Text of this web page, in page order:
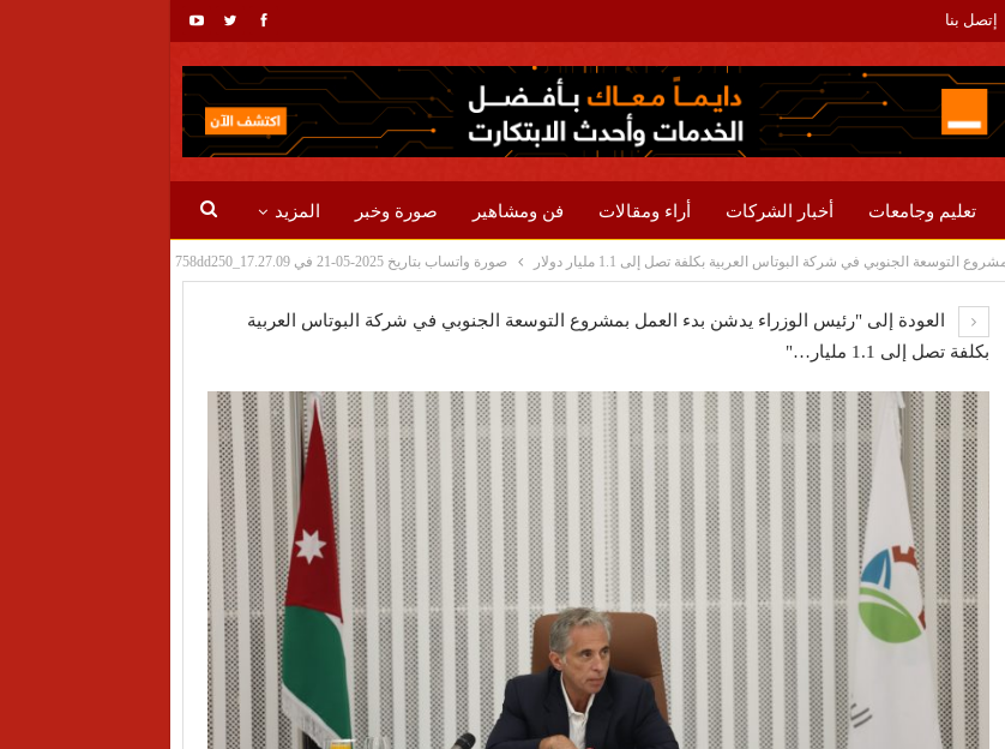
إتصل بنا
تعليم وجامعات أخبار الشركات أراء ومقالات فن ومشاهير صورة وخبر المزيد
الجنوبي في شركة البوتاس العربية بكلفة تصل إلى 1.1 مليار دولار صورة واتساب بتاريخ 2025-05-21 في 17.27.09_758dd250
العودة إلى "رئيس الوزراء يدشن بدء العمل بمشروع التوسعة الجنوبي في شركة البوتاس العربية
بكلفة تصل إلى 1.1 مليار…"